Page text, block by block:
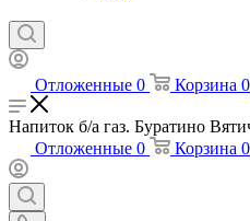
Отложенные 0 Корзина 0
Напиток б/а газ. Буратино
Отложенные 0 Корзина 0